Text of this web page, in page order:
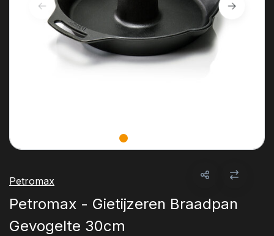
Petromax
Petromax - Gietijzeren Braadpan
Gevogelte 30cm